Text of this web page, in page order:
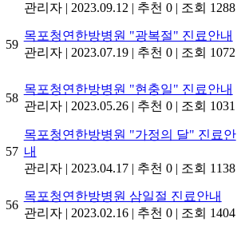
관리자 | 2023.09.12 | 추천 0 | 조회 1288
59
목포청연한방병원 "광복절" 진료안내
관리자 | 2023.07.19 | 추천 0 | 조회 1072
58
목포청연한방병원 "현충일" 진료안내
관리자 | 2023.05.26 | 추천 0 | 조회 1031
57
목포청연한방병원 "가정의 달" 진료안
내
관리자 | 2023.04.17 | 추천 0 | 조회 1138
56
목포청연한방병원 삼일절 진료안내
관리자 | 2023.02.16 | 추천 0 | 조회 1404